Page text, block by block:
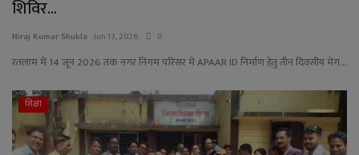
शिविर...
Niraj Kumar Shukla Jun 13, 2026 0
रतलाम में 14 जून 2026 तक नगर निगम परिसर में APAAR ID निर्माण हेतु तीन दिवसीय मेग...
शिक्षा